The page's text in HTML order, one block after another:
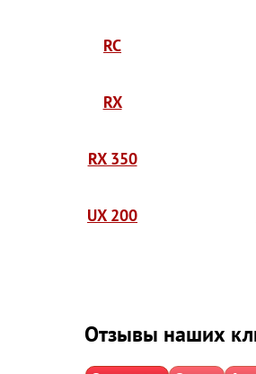
RC
RX
RX 350
UX 200
Отзывы наших